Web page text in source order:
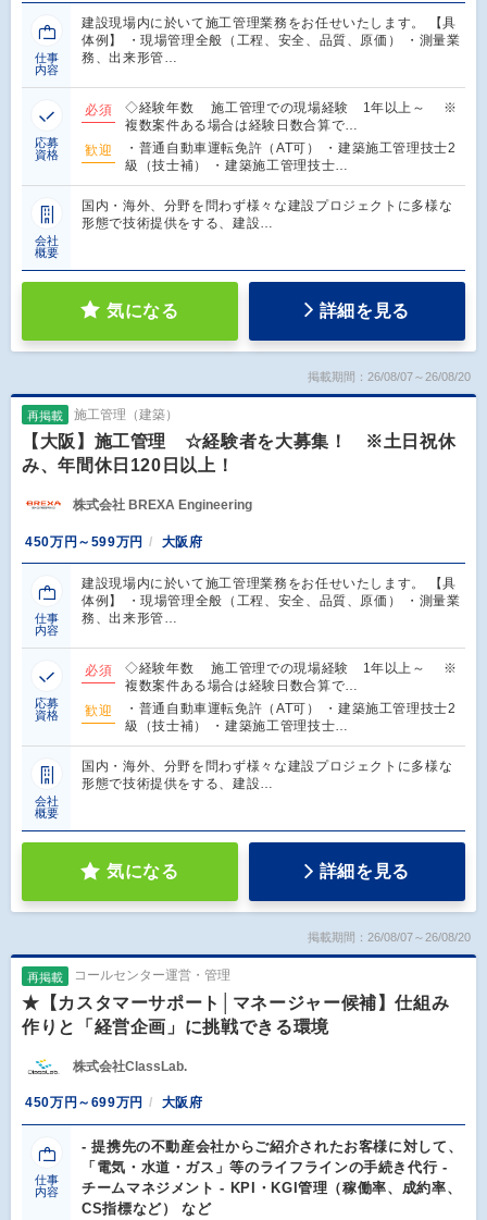
仕事
内容
建設現場内に於いて施工管理業務をお任せいたします。 【具
体例】 ・現場管理全般（工程、安全、品質、原価） ・測量業
務、出来形管…
応募
資格
必須
◇経験年数 施工管理での現場経験 1年以上～ ※
複数案件ある場合は経験日数合算で…
歓迎
・普通自動車運転免許（AT可） ・建築施工管理技士2
級（技士補） ・建築施工管理技士…
会社
概要
国内・海外、分野を問わず様々な建設プロジェクトに多様な
形態で技術提供をする、建設…
気になる 詳細を見る
掲載期間：26/08/07～26/08/20
再掲載 施工管理（建築）
【大阪】施工管理 ☆経験者を大募集！ ※土日祝休
み、年間休日120日以上！
株式会社 BREXA Engineering
450万円～599万円 大阪府
仕事
内容
建設現場内に於いて施工管理業務をお任せいたします。 【具
体例】 ・現場管理全般（工程、安全、品質、原価） ・測量業
務、出来形管…
応募
資格
必須
◇経験年数 施工管理での現場経験 1年以上～ ※
複数案件ある場合は経験日数合算で…
歓迎
・普通自動車運転免許（AT可） ・建築施工管理技士2
級（技士補） ・建築施工管理技士…
会社
概要
国内・海外、分野を問わず様々な建設プロジェクトに多様な
形態で技術提供をする、建設…
気になる 詳細を見る
掲載期間：26/08/07～26/08/20
再掲載 コールセンター運営・管理
★【カスタマーサポート│マネージャー候補】仕組み
作りと「経営企画」に挑戦できる環境
株式会社ClassLab.
450万円～699万円 大阪府
仕事
内容
- 提携先の不動産会社からご紹介されたお客様に対して、
「電気・水道・ガス」等のライフラインの手続き代行 -
チームマネジメント - KPI・KGI管理（稼働率、成約率、
CS指標など） など